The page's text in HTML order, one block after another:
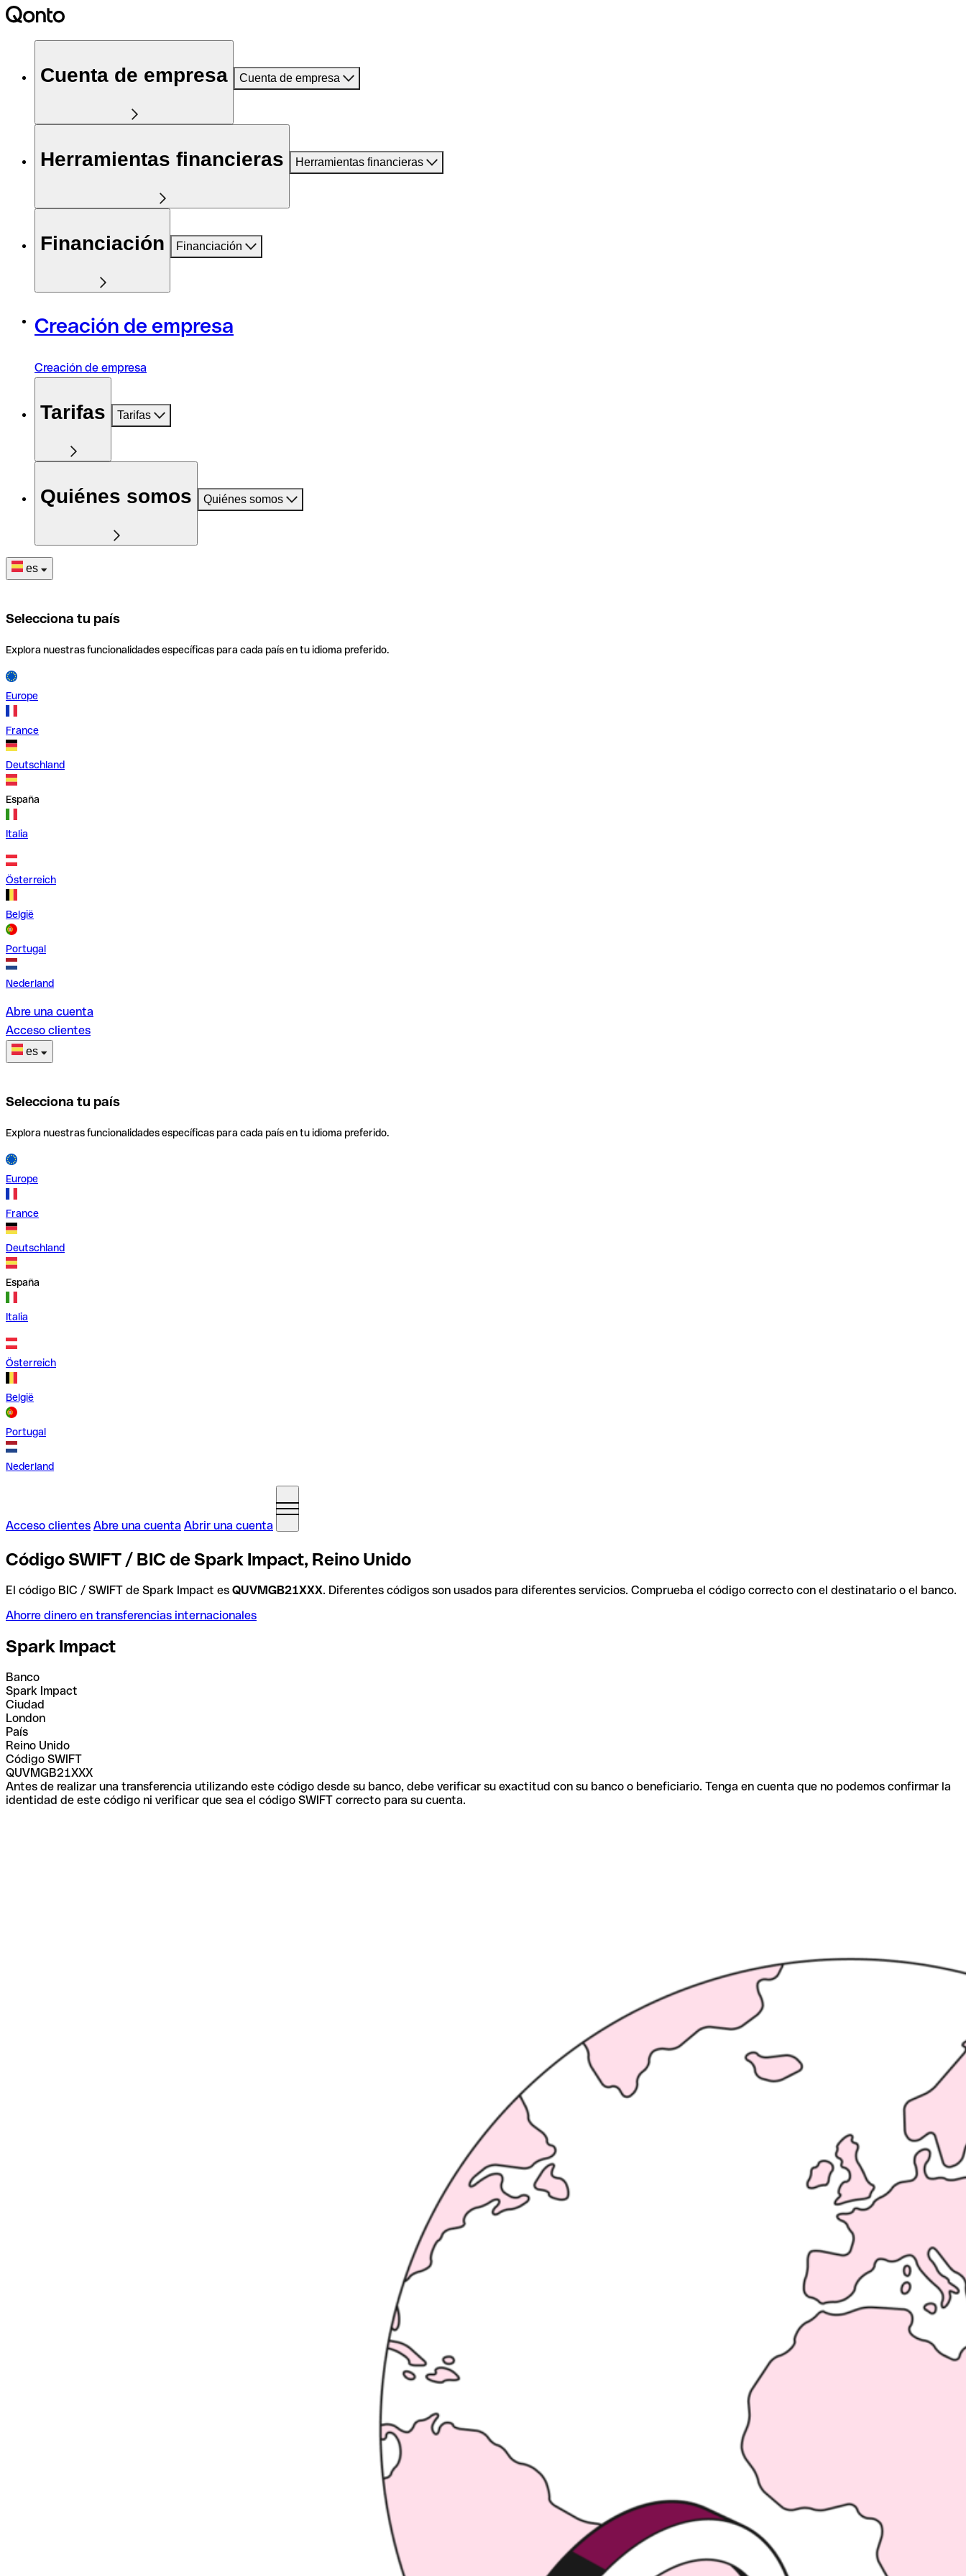
Cuenta de empresa Cuenta de empresa
Herramientas financieras Herramientas financieras
Financiación Financiación
Creación de empresa
Creación de empresa
Tarifas Tarifas
Quiénes somos Quiénes somos
es
Selecciona tu país
Explora nuestras funcionalidades específicas para cada país en tu idioma preferido.
Europe
France
Deutschland
España
Italia
Österreich
België
Portugal
Nederland
Abre una cuenta
Acceso clientes
es
Selecciona tu país
Explora nuestras funcionalidades específicas para cada país en tu idioma preferido.
Europe
France
Deutschland
España
Italia
Österreich
België
Portugal
Nederland
Acceso clientes Abre una cuenta Abrir una cuenta
Código SWIFT / BIC de Spark Impact, Reino Unido
El código BIC / SWIFT de Spark Impact es QUVMGB21XXX. Diferentes códigos son usados para diferentes servicios. Comprueba el código correcto con el destinatario o el banco.
Ahorre dinero en transferencias internacionales
Spark Impact
Banco
Spark Impact
Ciudad
London
País
Reino Unido
Código SWIFT
QUVMGB21XXX
Antes de realizar una transferencia utilizando este código desde su banco, debe verificar su exactitud con su banco o beneficiario. Tenga en cuenta que no podemos confirmar la
identidad de este código ni verificar que sea el código SWIFT correcto para su cuenta.